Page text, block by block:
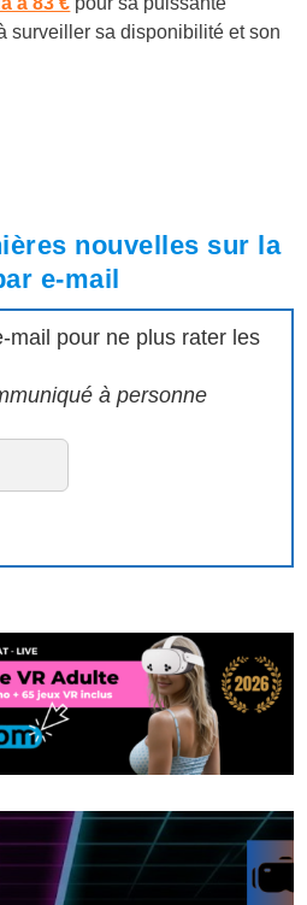
surveiller sa disponibilité et son
nouvelles sur la
e-mail
mail pour ne plus rater les
à personne